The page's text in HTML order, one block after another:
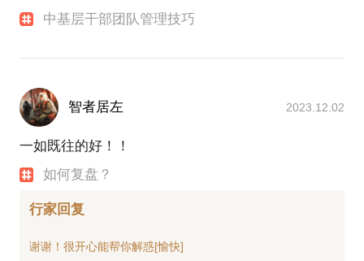
中基层干部团队管理技巧
智者居左 2023.12.02
一如既往的好！！
如何复盘？
行家回复